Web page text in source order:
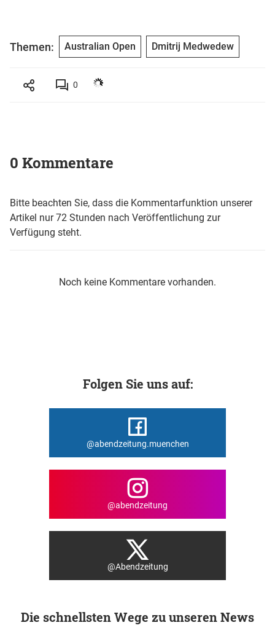
Themen: Australian Open Dmitrij Medwedew
0
0 Kommentare
Bitte beachten Sie, dass die Kommentarfunktion unserer
Artikel nur 72 Stunden nach Veröffentlichung zur
Verfügung steht.
Noch keine Kommentare vorhanden.
Folgen Sie uns auf:
@abendzeitung.muenchen
@abendzeitung
@Abendzeitung
Die schnellsten Wege zu unseren News